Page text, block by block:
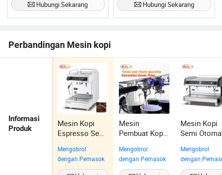
Hubungi Sekarang Hubungi Sekarang
Perbandingan Mesin kopi
Informasi
Produk
Mesin Kopi
Espresso Semi
Komersial
Profesional
Badan
Mengobrol
dengan Pemasok
Mesin
Pembuat Kopi
Standar
Cappuccino /
Mesin Kopi
Mengobrol
dengan Pemasok
Mesin Kopi
Semi
Cappuccino
Italia Mesin
Espresso
Mengobrol
dengan